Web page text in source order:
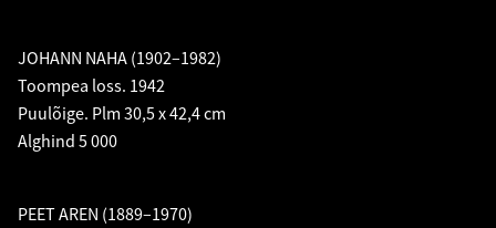
JOHANN NAHA (1902–1982)
Toompea loss. 1942
Puulõige. Plm 30,5 x 42,4 cm
Alghind 5 000
PEET AREN (1889–1970)